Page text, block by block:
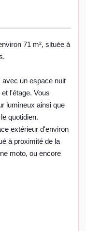
71 m², située à
avec un espace nuit
l'étage. Vous
lumineux ainsi que
quotidien.
extérieur d'environ
à proximité de la
moto, ou encore